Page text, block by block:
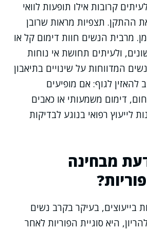
קרובות אילו תופעות לוואי
ההתקן. תצפיות מראות שרובן
מרבית הנשים חוות דימום קל או
ולעיתים תחושת אי נוחות
המדווחות על שינויים בתיאבון
להאזין לגוף: אם מופיעים
דימום משמעותי או כאבים
לייעוץ רפואי בנוגע לבדיקות
מבחינה
בייעוצים, בעיקר בקרב נשים
היא סוגיית הפוריות לאחר